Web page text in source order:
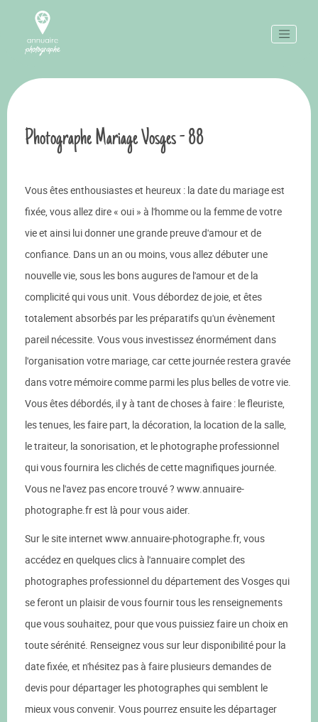
Photographe Mariage Vosges - 88
Vous êtes enthousiastes et heureux : la date du mariage est
fixée, vous allez dire « oui » à l'homme ou la femme de votre
vie et ainsi lui donner une grande preuve d'amour et de
confiance. Dans un an ou moins, vous allez débuter une
nouvelle vie, sous les bons augures de l'amour et de la
complicité qui vous unit. Vous débordez de joie, et êtes
totalement absorbés par les préparatifs qu'un évènement
pareil nécessite. Vous vous investissez énormément dans
l'organisation votre mariage, car cette journée restera gravée
dans votre mémoire comme parmi les plus belles de votre vie.
Vous êtes débordés, il y à tant de choses à faire : le fleuriste,
les tenues, les faire part, la décoration, la location de la salle,
le traiteur, la sonorisation, et le photographe professionnel
qui vous fournira les clichés de cette magnifiques journée.
Vous ne l'avez pas encore trouvé ? www.annuaire-
photographe.fr est là pour vous aider.
Sur le site internet www.annuaire-photographe.fr, vous
accédez en quelques clics à l'annuaire complet des
photographes professionnel du département des Vosges qui
se feront un plaisir de vous fournir tous les renseignements
que vous souhaitez, pour que vous puissiez faire un choix en
toute sérénité. Renseignez vous sur leur disponibilité pour la
date fixée, et n'hésitez pas à faire plusieurs demandes de
devis pour départager les photographes qui semblent le
mieux vous convenir. Vous pourrez ensuite les départager